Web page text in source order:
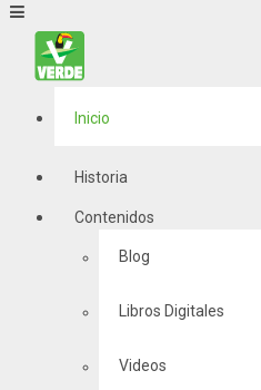
Inicio
Historia
Contenidos
Blog
Libros Digitales
Videos